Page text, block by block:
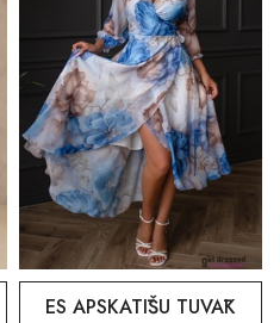
ES APSKATĪŠU TUVĀK